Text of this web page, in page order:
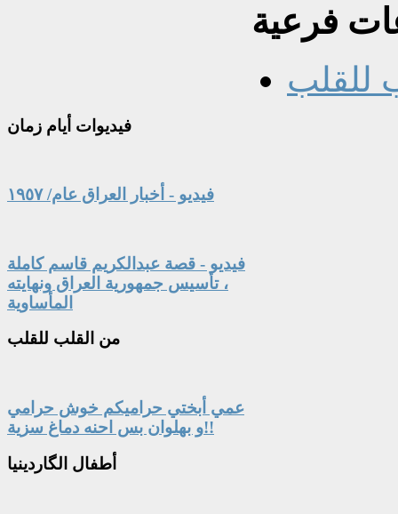
فرعية
للقلب
فيديوات أيام زمان
فيديو - أخبار العراق عام/ ١٩٥٧
فيديو - قصة عبدالكريم قاسم كاملة
، تأسيس جمهورية العراق ونهايته
المأساوية
من القلب للقلب
عمي أبختي حراميكم خوش حرامي
و بهلوان بس احنه دماغ سزية!!
أطفال الگاردينيا